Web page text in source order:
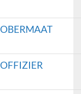
OBERMAAT
OFFIZIER